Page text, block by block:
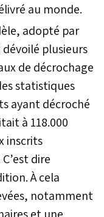
au monde.
adopté par
plusieurs
de décrochage
statistiques
ayant décroché
à 118.000
inscrits
dire
À cela
notamment